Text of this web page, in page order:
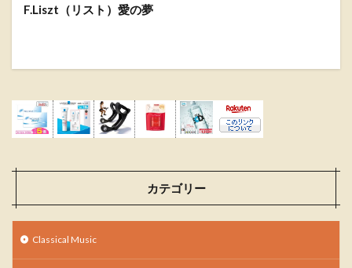
F.Liszt（リスト）愛の夢
カテゴリー
Classical Music